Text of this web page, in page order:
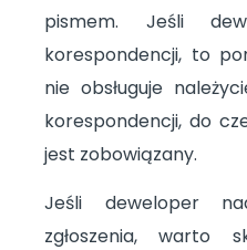
pismem. Jeśli
korespondencji, to
nie obsługuje
korespondencji, do
jest zobowiązany.
Jeśli deweloper
zgłoszenia, warto